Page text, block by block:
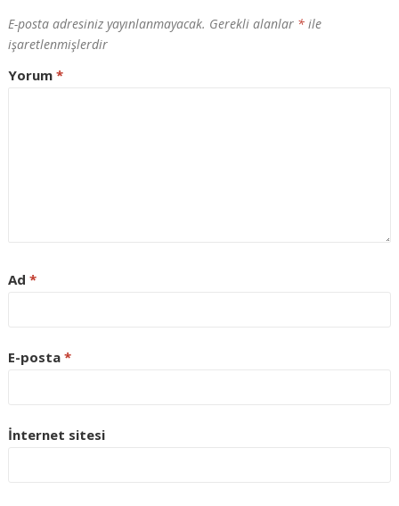
E-posta adresiniz yayınlanmayacak. Gerekli alanlar *ile
işaretlenmişlerdir
Yorum *
Ad *
E-posta *
İnternet sitesi